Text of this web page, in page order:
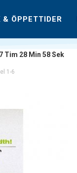
& ÖPPETTIDER
Tim 28 Min 57Sek
1-6